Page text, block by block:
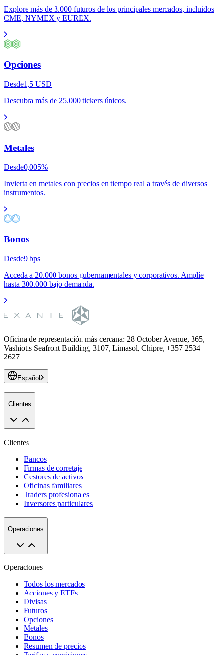
Explore más de 3.000 futuros de los principales mercados, incluidos
CME, NYMEX y EUREX.
Opciones
Desde1,5 USD
Descubra más de 25.000 tickers únicos.
Metales
Desde0,005%
Invierta en metales con precios en tiempo real a través de diversos
instrumentos.
Bonos
Desde9 bps
Acceda a 20.000 bonos gubernamentales y corporativos. Amplíe
hasta 300.000 bajo demanda.
Oficina de representación más cercana: 28 October Avenue, 365,
Vashiotis Seafront Building, 3107, Limasol, Chipre, +357 2534
2627
Español
Clientes
Clientes
Bancos
Firmas de corretaje
Gestores de activos
Oficinas familiares
Traders profesionales
Inversores particulares
Operaciones
Operaciones
Todos los mercados
Acciones y ETFs
Divisas
Futuros
Opciones
Metales
Bonos
Resumen de precios